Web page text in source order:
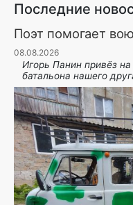
Последние
Поэт помогает
08.08.2026
Игорь Панин привëз
батальона нашего